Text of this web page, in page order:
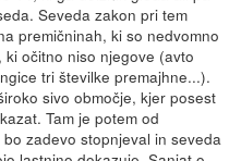
Seveda zakon pri tem
premičninah, ki so nedvomno
očitno niso njegove (avto
tri številke premajhne...).
sivo območje, kjer posest
Tam je potem od
zadevo stopnjeval in seveda